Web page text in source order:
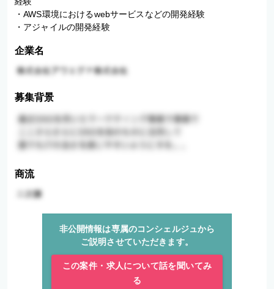
・AWS環境におけるwebサービスなどの開発経験
・アジャイルの開発経験
企業名
募集背景
商流
非公開情報は専属のコンシェルジュから
ご説明させていただきます。
この案件・求人について話を聞いてみ
る